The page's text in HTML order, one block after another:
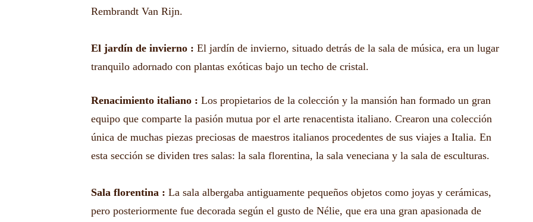
Rembrandt Van Rijn.
El jardín de invierno : El jardín de invierno, situado detrás de la sala de música, era un lugar
tranquilo adornado con plantas exóticas bajo un techo de cristal.
Renacimiento italiano : Los propietarios de la colección y la mansión han formado un gran
equipo que comparte la pasión mutua por el arte renacentista italiano. Crearon una colección
única de muchas piezas preciosas de maestros italianos procedentes de sus viajes a Italia. En
esta sección se dividen tres salas: la sala florentina, la sala veneciana y la sala de esculturas.
Sala florentina : La sala albergaba antiguamente pequeños objetos como joyas y cerámicas,
pero posteriormente fue decorada según el gusto de Nélie, que era una gran apasionada de